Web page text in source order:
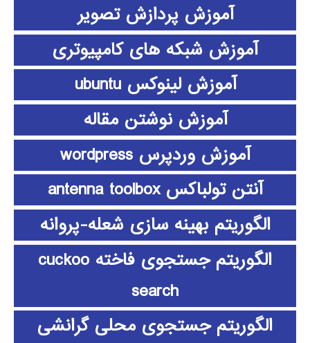
آموزش پردازش تصویر
آموزش شبکه های کامپیوتری
آموزش لینوکس ubuntu
آموزش نوشتن مقاله
آموزش وردپرس wordpress
آنتن تولباکس antenna toolbox
الگوریتم بهینه سازی شعله-پروانه
الگوریتم جستجوی فاخته cuckoo
search
الگوریتم جستجوی محلی گرانشی